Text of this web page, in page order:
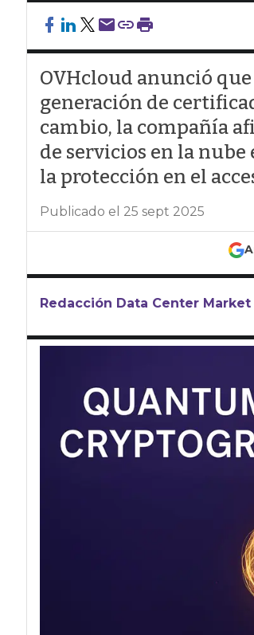
OVHcloud anunció
generación de
cambio, la compañía
de servicios en la
la protección en el
Publicado el 25 sept 2025
Redacción Data Center Market